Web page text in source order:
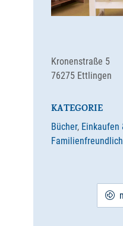
Kronenstraße 5
76275 Ettlingen
KATEGORIE
Bücher, Einkaufen